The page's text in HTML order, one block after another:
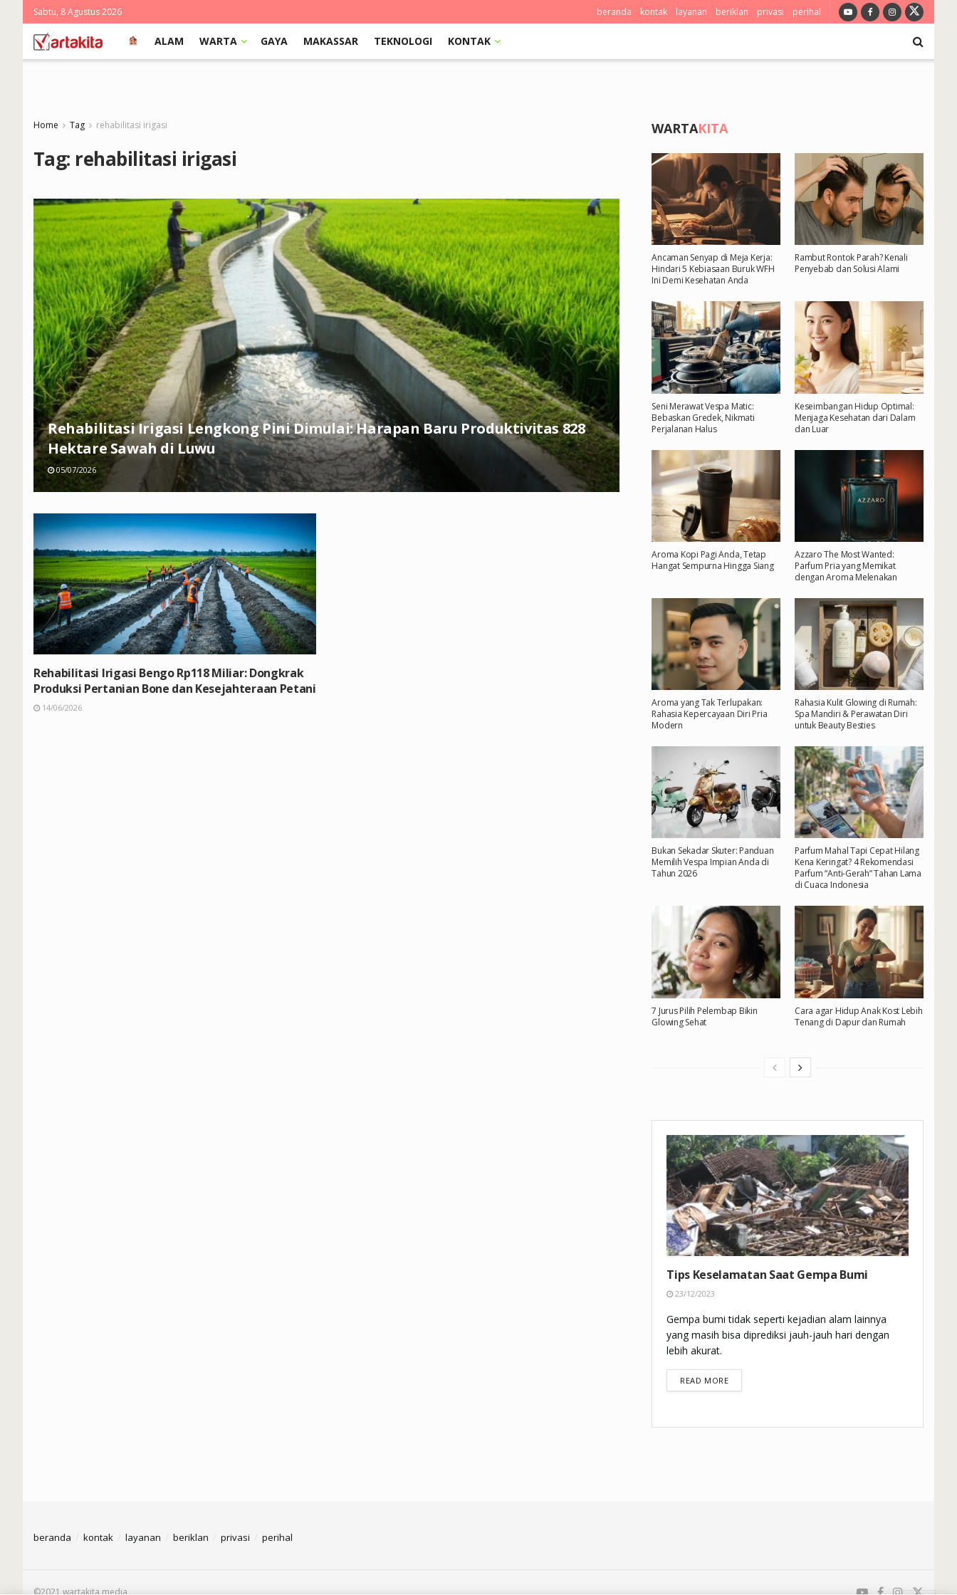
Sabtu, 8 Agustus 2026 beranda kontak layanan beriklan privasi perihal
ALAM WARTA GAYA MAKASSAR TEKNOLOGI KONTAK
Home Tag rehabilitasi irigasi
Tag: rehabilitasi irigasi
Rehabilitasi Irigasi Lengkong Pini Dimulai: Harapan Baru Produktivitas 828
Hektare Sawah di Luwu
05/07/2026
Rehabilitasi Irigasi Bengo Rp118 Miliar: Dongkrak
Produksi Pertanian Bone dan Kesejahteraan Petani
14/06/2026
WARTAKITA
Ancaman Senyap di Meja Kerja:
Hindari 5 Kebiasaan Buruk WFH
Ini Demi Kesehatan Anda
Rambut Rontok Parah? Kenali
Penyebab dan Solusi Alami
Seni Merawat Vespa Matic:
Bebaskan Gredek, Nikmati
Perjalanan Halus
Keseimbangan Hidup Optimal:
Menjaga Kesehatan dari Dalam
dan Luar
Aroma Kopi Pagi Anda, Tetap
Hangat Sempurna Hingga Siang
Azzaro The Most Wanted:
Parfum Pria yang Memikat
dengan Aroma Melenakan
Aroma yang Tak Terlupakan:
Rahasia Kepercayaan Diri Pria
Modern
Rahasia Kulit Glowing di Rumah:
Spa Mandiri & Perawatan Diri
untuk Beauty Besties
Bukan Sekadar Skuter: Panduan
Memilih Vespa Impian Anda di
Tahun 2026
Parfum Mahal Tapi Cepat Hilang
Kena Keringat? 4 Rekomendasi
Parfum “Anti-Gerah” Tahan Lama
di Cuaca Indonesia
7 Jurus Pilih Pelembap Bikin
Glowing Sehat
Cara agar Hidup Anak Kost Lebih
Tenang di Dapur dan Rumah
Tips Keselamatan Saat Gempa Bumi
23/12/2023
Gempa bumi tidak seperti kejadian alam lainnya
yang masih bisa diprediksi jauh-jauh hari dengan
lebih akurat.
READ MOREDETAILS
beranda kontak layanan beriklan privasi perihal
©2021 wartakita media